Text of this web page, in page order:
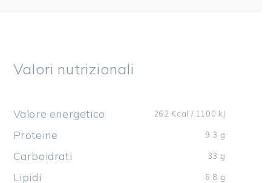
Valori nutrizionali
Valore energetico 262 Kcal / 1100 kJ
Proteine 9.3 g
Carboidrati 33 g
Lipidi 6.8 g